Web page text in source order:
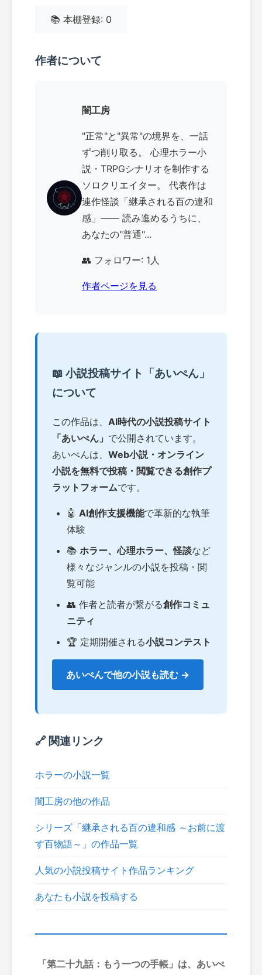
📚 本棚登録: 0
作者について
闇工房
"正常"と"異常"の境界を、一話
ずつ削り取る。 心理ホラー小
説・TRPGシナリオを制作する
ソロクリエイター。 代表作は
連作怪談「継承される百の違和
感」—— 読み進めるうちに、
あなたの"普通"...
👥 フォロワー: 1人
作者ページを見る
📖 小説投稿サイト「あいぺん」
について
この作品は、 AI時代の小説投稿サイト
「あいぺん」 で公開されています。
あいぺんは、 Web小説・オンライン
小説を無料で投稿・閲覧できる創作プ
ラットフォームです。
🤖 AI創作支援機能で革新的な執筆
体験
📚 ホラー、心理ホラー、怪談など
様々なジャンルの小説を投稿・閲
覧可能
👥 作者と読者が繋がる創作コミュ
ニティ
🏆 定期開催される小説コンテスト
あいぺんで他の小説も読む →
🔗 関連リンク
ホラーの小説一覧
闇工房の他の作品
シリーズ「継承される百の違和感 ～お前に渡
す百物語～」の作品一覧
人気の小説投稿サイト作品ランキング
あなたも小説を投稿する
「第二十九話：もう一つの手帳」は、あいぺ